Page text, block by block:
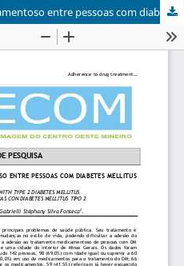
Adesão ao tratamento medicamentoso entre pessoas com diabetes mellitus tipo 2